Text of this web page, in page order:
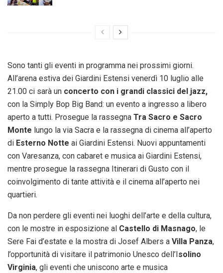
Sono tanti gli eventi in programma nei prossimi giorni.
All’arena estiva dei Giardini Estensi venerdì 10 luglio alle
21.00 ci sarà un concerto con i grandi classici del jazz,
con la Simply Bop Big Band: un evento a ingresso a libero
aperto a tutti. Prosegue la rassegna Tra Sacro e Sacro
Monte lungo la via Sacra e la rassegna di cinema all’aperto
di Esterno Notte ai Giardini Estensi. Nuovi appuntamenti
con Varesanza, con cabaret e musica ai Giardini Estensi,
mentre prosegue la rassegna Itinerari di Gusto con il
coinvolgimento di tante attività e il cinema all’aperto nei
quartieri.
Da non perdere gli eventi nei luoghi dell’arte e della cultura,
con le mostre in esposizione al Castello di Masnago, le
Sere Fai d’estate e la mostra di Josef Albers a Villa Panza,
l’opportunità di visitare il patrimonio Unesco dell’I solino
Virginia, gli eventi che uniscono arte e musica